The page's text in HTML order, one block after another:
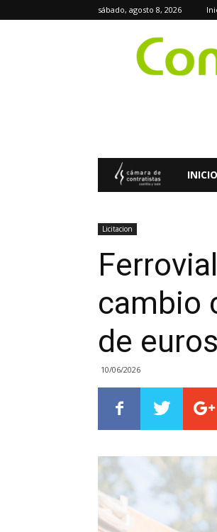
sábado, agosto 8, 2026
INICIO
Licitacion
cambio
de euros
10/06/2026